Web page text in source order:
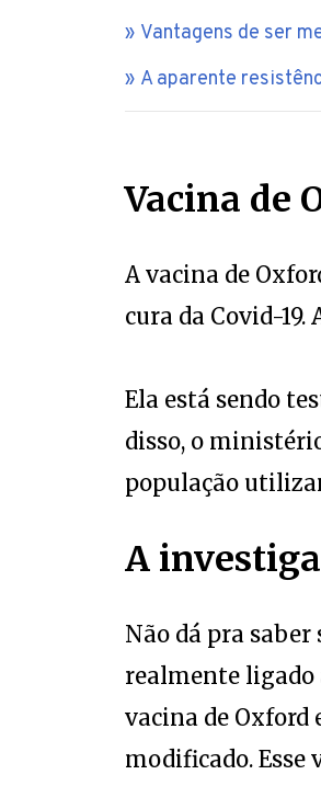
Vantagens de ser
A aparente
Vacina de
A vacina de
cura da Covid-
Ela está sendo
disso, o
população
A
Não dá pra saber
realmente ligado
vacina de Oxford
modificado. Esse